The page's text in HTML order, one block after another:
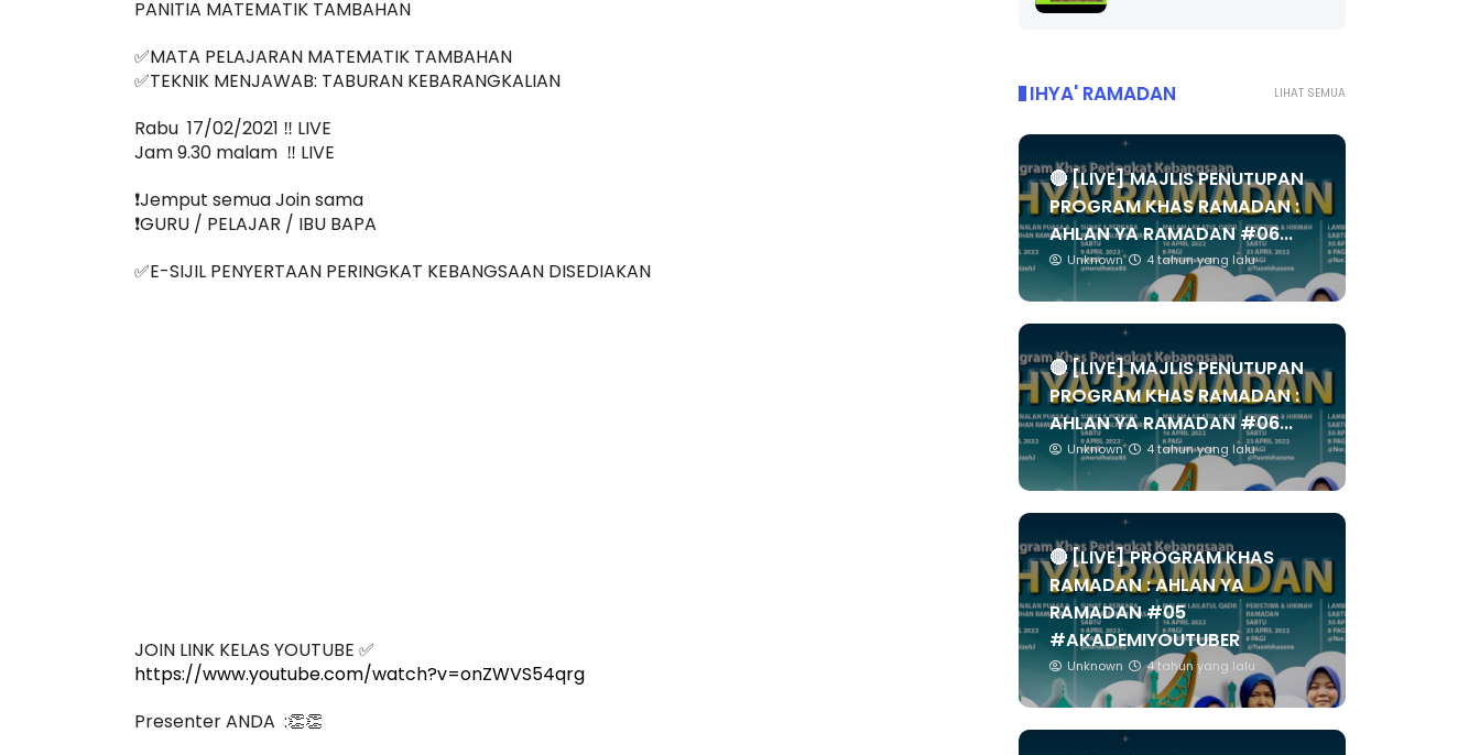
PANITIA MATEMATIK TAMBAHAN
✅MATA PELAJARAN MATEMATIK TAMBAHAN
✅TEKNIK MENJAWAB: TABURAN KEBARANGKALIAN
Rabu  17/02/2021 ‼️ LIVE
Jam 9.30 malam  ‼️ LIVE
❗️Jemput semua Join sama
❗️GURU / PELAJAR / IBU BAPA
✅E-SIJIL PENYERTAAN PERINGKAT KEBANGSAAN DISEDIAKAN
JOIN LINK KELAS YOUTUBE ✅
https://www.youtube.com/watch?v=onZWVS54qrg
Presenter ANDA  :👏👏
LIHAT SEMUA
IHYA' RAMADAN
🔴 [LIVE] MAJLIS PENUTUPAN
PROGRAM KHAS RAMADAN :
AHLAN YA RAMADAN #06...
Unknown 4 tahun yang lalu
🔴 [LIVE] MAJLIS PENUTUPAN
PROGRAM KHAS RAMADAN :
AHLAN YA RAMADAN #06...
Unknown 4 tahun yang lalu
🔴 [LIVE] PROGRAM KHAS
RAMADAN : AHLAN YA
RAMADAN #05
#AKADEMIYOUTUBER
Unknown 4 tahun yang lalu